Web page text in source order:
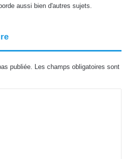
aussi bien d'autres sujets.
publiée. Les champs obligatoires sont